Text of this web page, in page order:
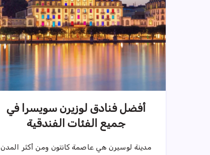
أفضل فنادق لوزيرن سويسرا في
جميع الفئات الفندقية
مدينة لوسيرن هي عاصمة كانتون ومن أكثر المدن